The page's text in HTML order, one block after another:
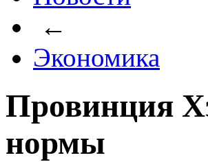
←
Экономика
Провинция
нормы